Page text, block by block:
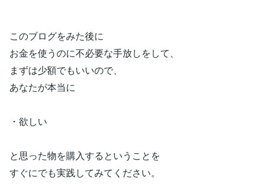
このブログをみた後に
お金を使うのに不必要な手放しをして、
まずは少額でもいいので、
あなたが本当に
・欲しい
と思った物を購入するということを
すぐにでも実践してみてください。